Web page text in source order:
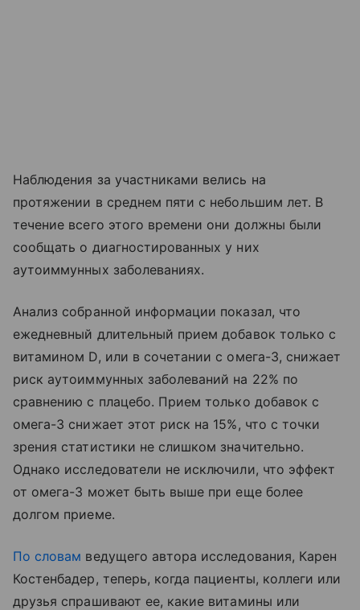
Наблюдения за участниками велись на
протяжении в среднем пяти с небольшим лет. В
течение всего этого времени они должны были
сообщать о диагностированных у них
аутоиммунных заболеваниях.
Анализ собранной информации показал, что
ежедневный длительный прием добавок только с
витамином D, или в сочетании с омега-3, снижает
риск аутоиммунных заболеваний на 22% по
сравнению с плацебо. Прием только добавок с
омега-3 снижает этот риск на 15%, что с точки
зрения статистики не слишком значительно.
Однако исследователи не исключили, что эффект
от омега-3 может быть выше при еще более
долгом приеме.
По словам ведущего автора исследования, Карен
Костенбадер, теперь, когда пациенты, коллеги или
друзья спрашивают ее, какие витамины или